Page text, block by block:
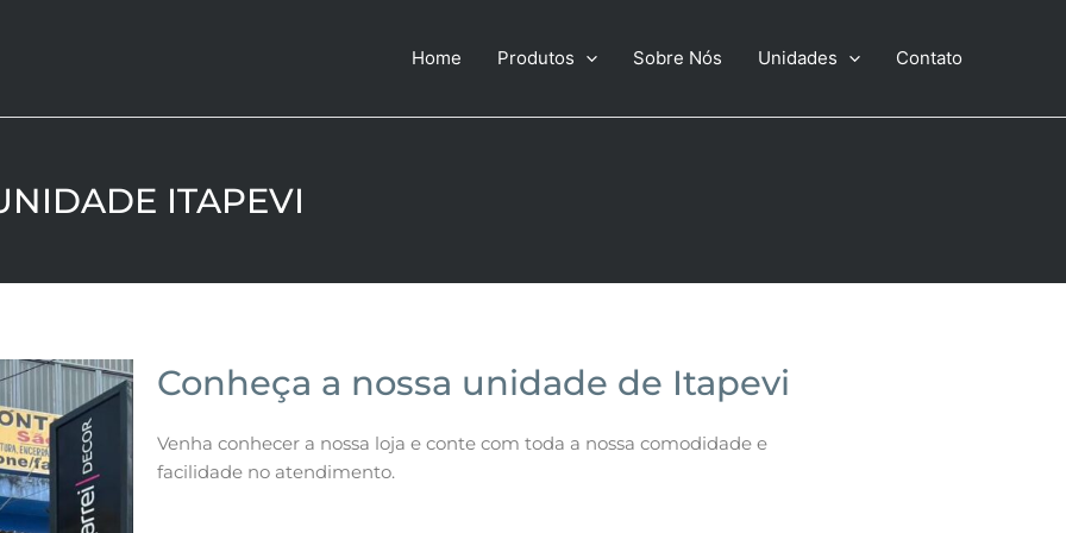
Home Produtos Sobre Nós Unidades Contato
ITAPEVI
Conheça a nossa unidade de Itapevi
Venha conhecer a nossa loja e conte com toda a nossa comodidade e
facilidade no atendimento.